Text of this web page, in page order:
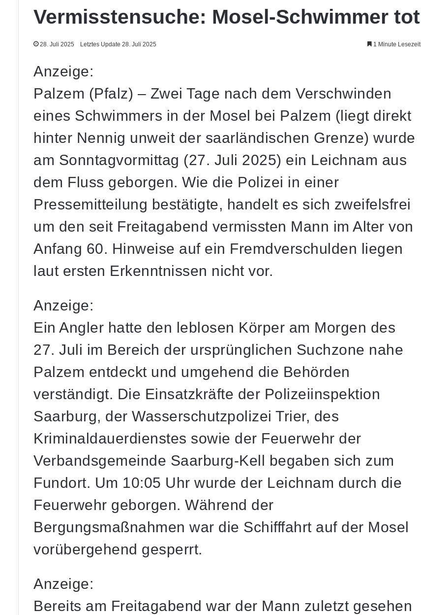
Vermisstensuche: Mosel-Schwimmer tot
28. Juli 2025 Letztes Update 28. Juli 2025 1 Minute Lesezeit
Anzeige:
Palzem (Pfalz) – Zwei Tage nach dem Verschwinden
eines Schwimmers in der Mosel bei Palzem (liegt direkt
hinter Nennig unweit der saarländischen Grenze) wurde
am Sonntagvormittag (27. Juli 2025) ein Leichnam aus
dem Fluss geborgen. Wie die Polizei in einer
Pressemitteilung bestätigte, handelt es sich zweifelsfrei
um den seit Freitagabend vermissten Mann im Alter von
Anfang 60. Hinweise auf ein Fremdverschulden liegen
laut ersten Erkenntnissen nicht vor.
Anzeige:
Ein Angler hatte den leblosen Körper am Morgen des
27. Juli im Bereich der ursprünglichen Suchzone nahe
Palzem entdeckt und umgehend die Behörden
verständigt. Die Einsatzkräfte der Polizeiinspektion
Saarburg, der Wasserschutzpolizei Trier, des
Kriminaldauerdienstes sowie der Feuerwehr der
Verbandsgemeinde Saarburg-Kell begaben sich zum
Fundort. Um 10:05 Uhr wurde der Leichnam durch die
Feuerwehr geborgen. Während der
Bergungsmaßnahmen war die Schifffahrt auf der Mosel
vorübergehend gesperrt.
Anzeige:
Bereits am Freitagabend war der Mann zuletzt gesehen